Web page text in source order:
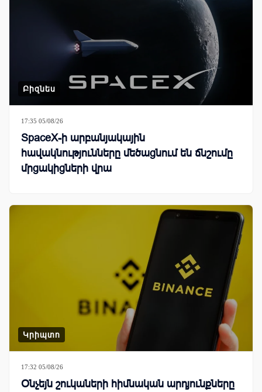
Բիզնես
17:35 05/08/26
SpaceX-ի արբանյակային
հավակնությունները մեծացնում են ճնշումը
մրցակիցների վրա
Կրիպտո
17:32 05/08/26
Օնչեյն շուկաների հիմնական արդյունքները